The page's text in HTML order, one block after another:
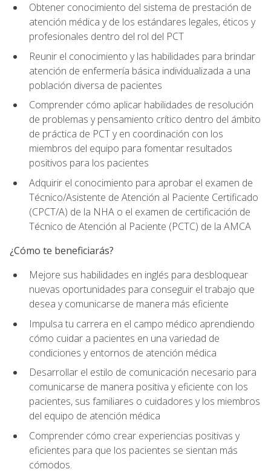
Obtener conocimiento del sistema de prestación de
atención médica y de los estándares legales, éticos y
profesionales dentro del rol del PCT
Reunir el conocimiento y las habilidades para brindar
atención de enfermería básica individualizada a una
población diversa de pacientes
Comprender cómo aplicar habilidades de resolución
de problemas y pensamiento crítico dentro del ámbito
de práctica de PCT y en coordinación con los
miembros del equipo para fomentar resultados
positivos para los pacientes
Adquirir el conocimiento para aprobar el examen de
Técnico/Asistente de Atención al Paciente Certificado
(CPCT/A) de la NHA o el examen de certificación de
Técnico de Atención al Paciente (PCTC) de la AMCA
¿Cómo te beneficiarás?
Mejore sus habilidades en inglés para desbloquear
nuevas oportunidades para conseguir el trabajo que
desea y comunicarse de manera más eficiente
Impulsa tu carrera en el campo médico aprendiendo
cómo cuidar a pacientes en una variedad de
condiciones y entornos de atención médica
Desarrollar el estilo de comunicación necesario para
comunicarse de manera positiva y eficiente con los
pacientes, sus familiares o cuidadores y los miembros
del equipo de atención médica
Comprender cómo crear experiencias positivas y
eficientes para que los pacientes se sientan más
cómodos.